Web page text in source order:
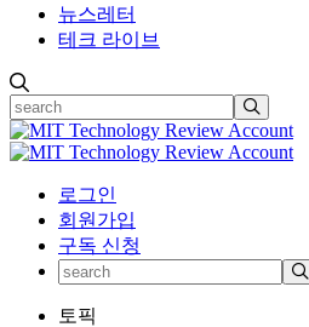
뉴스레터
테크 라이브
로그인
회원가입
구독 신청
토픽